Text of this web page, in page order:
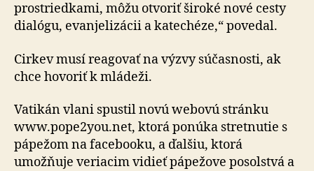
prostriedkami, môžu otvoriť široké nové cesty
dialógu, evanjelizácii a katechéze,“ povedal.
Cirkev musí reagovať na výzvy súčasnosti, ak
chce hovoriť k mládeži.
Vatikán vlani spustil novú webovú stránku
www.pope2you.net, ktorá ponúka stretnutie s
pápežom na facebooku, a ďalšiu, ktorá
umožňuje veriacim vidieť pápežove posolstvá a